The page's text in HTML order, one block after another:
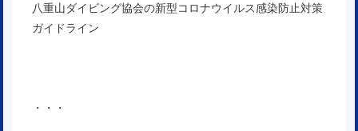
八重山ダイビング協会の新型コロナウイルス感染防止対策
ガイドライン
・・・